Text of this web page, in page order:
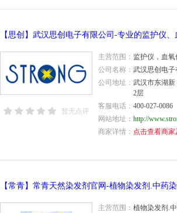
【思创】武汉思创电子有限公司-专业的监护仪
暂无点评
主营范围： 监护仪，血
公司名称：武汉思创电子
公司地址：武汉市东湖
2层
客服电话：400-027-0086
网站地址：http://
商家详情： 点击查看商
主营范围：植物染发剂.